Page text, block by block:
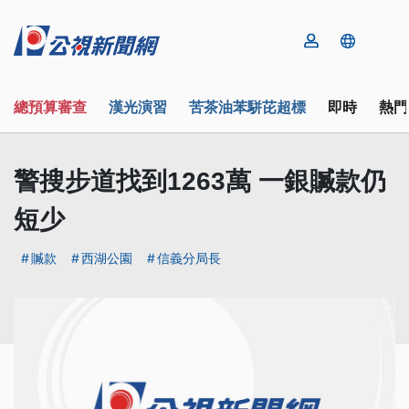
總預算審查 漢光演習 苦茶油苯駢芘超標 即時 熱
警搜步道找到1263萬 一銀贓款仍
短少
贓款 西湖公園 信義分局長